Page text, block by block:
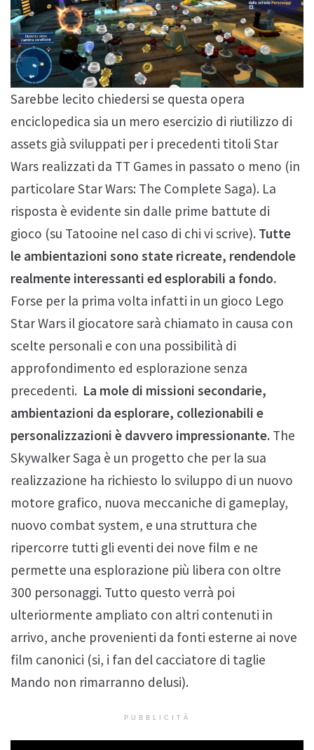
Sarebbe lecito chiedersi se questa opera
enciclopedica sia un mero esercizio di riutilizzo di
assets già sviluppati per i precedenti titoli Star
Wars realizzati da TT Games in passato o meno (in
particolare Star Wars: The Complete Saga). La
risposta è evidente sin dalle prime battute di
gioco (su Tatooine nel caso di chi vi scrive). Tutte
le ambientazioni sono state ricreate, rendendole
realmente interessanti ed esplorabili a fondo.
Forse per la prima volta infatti in un gioco Lego
Star Wars il giocatore sarà chiamato in causa con
scelte personali e con una possibilità di
approfondimento ed esplorazione senza
precedenti. La mole di missioni secondarie,
ambientazioni da esplorare, collezionabili e
personalizzazioni è davvero impressionante. The
Skywalker Saga è un progetto che per la sua
realizzazione ha richiesto lo sviluppo di un nuovo
motore grafico, nuova meccaniche di gameplay,
nuovo combat system, e una struttura che
ripercorre tutti gli eventi dei nove film e ne
permette una esplorazione più libera con oltre
300 personaggi. Tutto questo verrà poi
ulteriormente ampliato con altri contenuti in
arrivo, anche provenienti da fonti esterne ai nove
film canonici (si, i fan del cacciatore di taglie
Mando non rimarranno delusi).
PUBBLICITÀ